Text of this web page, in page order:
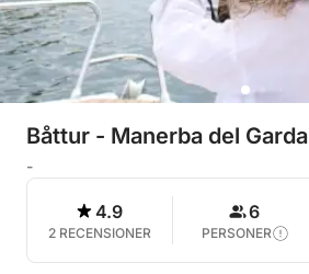
Båttur - Manerba del Garda
-
4.9
2 RECENSIONER
6
PERSONER